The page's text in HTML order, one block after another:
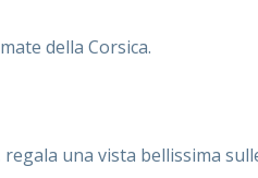
della Corsica.
una vista bellissima